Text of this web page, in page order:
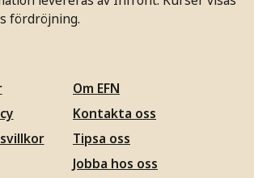
fördröjning.
Om EFN
Kontakta oss
Tipsa oss
Jobba hos oss